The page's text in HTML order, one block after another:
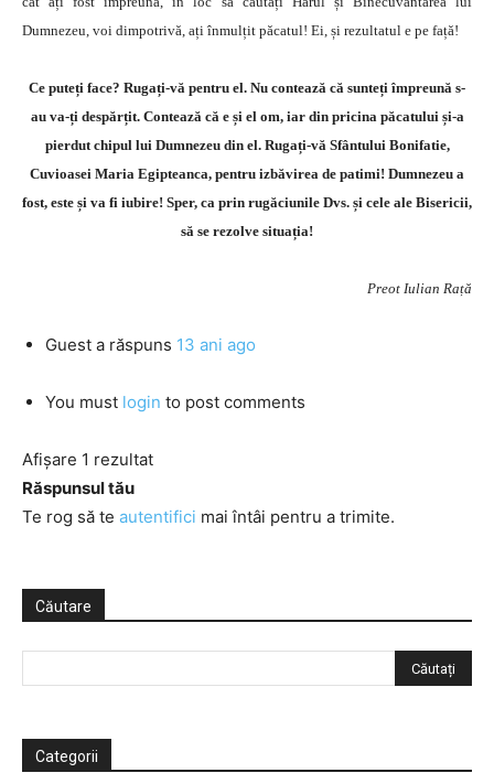
Dumnezeu, voi dimpotrivă, ați înmulțit păcatul! Ei, și rezultatul e pe față!
Ce puteți face? Rugați-vă pentru el. Nu contează că sunteți împreună s-
au va-ți despărțit. Contează că e și el om, iar din pricina păcatului și-a
pierdut chipul lui Dumnezeu din el. Rugați-vă Sfântului Bonifatie,
Cuvioasei Maria Egipteanca, pentru izbăvirea de patimi! Dumnezeu a
fost, este și va fi iubire! Sper, ca prin rugăciunile Dvs. și cele ale Bisericii,
să se rezolve situația!
Preot Iulian Rață
Guest a răspuns 13 ani ago
You must login to post comments
Afișare 1 rezultat
Răspunsul tău
Te rog să te autentifici mai întâi pentru a trimite.
Căutare
Categorii